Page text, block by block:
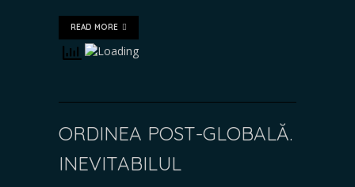
READ MORE
ORDINEA POST-GLOBALĂ.
INEVITABILUL